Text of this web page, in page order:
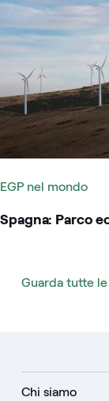
EGP nel mondo
Spagna: Parco
Guarda tutte
Chi siamo